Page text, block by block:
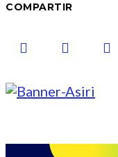
COMPARTIR